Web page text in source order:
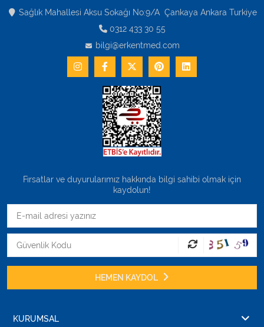
Sağlık Mahallesi Aksu Sokağı No:9/A Çankaya Ankara Turkiye
0312 433 30 55
bilgi@erkentmed.com
Fırsatlar ve duyurularımız hakkında bilgi sahibi olmak için
kaydolun!
HEMEN KAYDOL
KURUMSAL